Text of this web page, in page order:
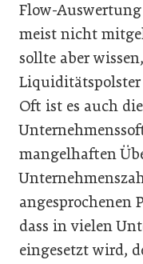
Flow-
meist nicht
sollte aber
Liquiditätspolster
Oft ist es auch
mangelhaften
angesprochenen
dass in vielen
eingesetzt wird,